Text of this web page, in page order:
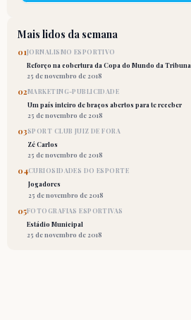
Mais lidos da semana
01JORNALISMO ESPORTIVO
Reforço na cobertura da Copa do Mundo da Tribuna
25 de novembro de 2018
02MARKETING-PUBLICIDADE
Um país inteiro de braços abertos para te receber
25 de novembro de 2018
03SPORT CLUB JUIZ DE FORA
Zé Carlos
25 de novembro de 2018
04CURIOSIDADES DO ESPORTE
Jogadores
25 de novembro de 2018
05FOTOGRAFIAS ESPORTIVAS
Estádio Municipal
25 de novembro de 2018